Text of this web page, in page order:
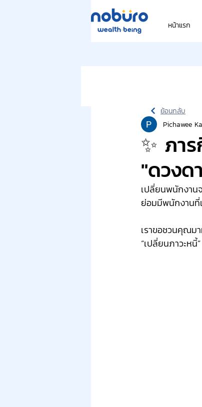
หน้าแรก
✨ ภา
"ดวงด
Pichawee
เปลี่ยนพนักงาน
ย่อมมีพนักงานที่
เราขอชวนคุณม
“เปลี่ยนภาวะหนี้
ย้อนกลับ